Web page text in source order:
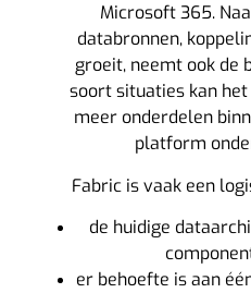
Microsoft 365.
databronnen,
groeit, neemt ook de
soort situaties kan
meer onderdelen
platform
Fabric is vaak een
de huidige
er behoefte is aan